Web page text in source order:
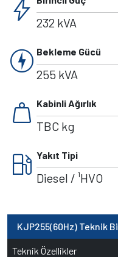
bolt 232 kVA
charger Bekleme Gücü
255 kVA
weight Kabinli Ağırlık
TBC kg
local_gas_station Yakıt Tipi
Diesel / ¹HVO
KJP255(60Hz) Teknik
Teknik Özellikler